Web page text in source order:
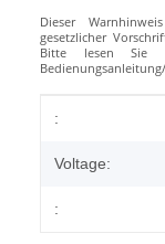
Dieser
gesetzlicher
Bitte lesen Sie
:
Voltage:
: